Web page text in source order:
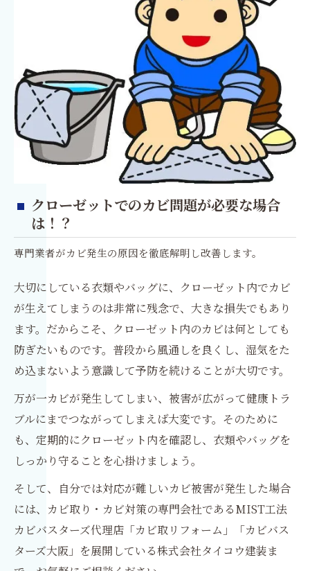
クローゼットでのカビ問題が必要な場合
は！？
専門業者がカビ発生の原因を徹底解明し改善します。
大切にしている衣類やバッグに、クローゼット内でカビ
が生えてしまうのは非常に残念で、大きな損失でもあり
ます。だからこそ、クローゼット内のカビは何としても
防ぎたいものです。普段から風通しを良くし、湿気をた
め込まないよう意識して予防を続けることが大切です。
万が一カビが発生してしまい、被害が広がって健康トラ
ブルにまでつながってしまえば大変です。そのために
も、定期的にクローゼット内を確認し、衣類やバッグを
しっかり守ることを心掛けましょう。
そして、自分では対応が難しいカビ被害が発生した場合
には、カビ取り・カビ対策の専門会社であるMIST工法
カビバスターズ代理店「カビ取リフォーム」「カビバス
ターズ大阪」を展開している株式会社タイコウ建装ま